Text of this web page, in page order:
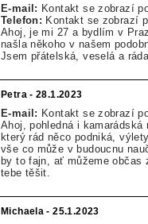
E-mail: Kontakt se zobrazí
Telefon: Kontakt se zobrazí
Ahoj, je mi 27 a bydlím v
našla někoho v našem
Jsem přátelská, veselá a
Petra - 28.1.2023
E-mail: Kontakt se zobrazí
Ahoj, pohledná i kamarádská
který rád něco podniká,
vše co může v budoucnu
by to fajn, ať můžeme občas
tebe těšit.
Michaela - 25.1.2023